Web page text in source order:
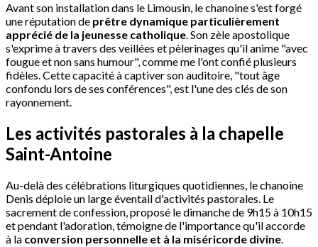
Avant son installation dans le Limousin, le chanoine s'est forgé
une réputation de prêtre dynamique particulièrement
apprécié de la jeunesse catholique. Son zèle apostolique
s'exprime à travers des veillées et pèlerinages qu'il anime "avec
fougue et non sans humour", comme me l'ont confié plusieurs
fidèles. Cette capacité à captiver son auditoire, "tout âge
confondu lors de ses conférences", est l'une des clés de son
rayonnement.
Les activités pastorales à la chapelle
Saint-Antoine
Au-delà des célébrations liturgiques quotidiennes, le chanoine
Denis déploie un large éventail d'activités pastorales. Le
sacrement de confession, proposé le dimanche de 9h15 à 10h15
et pendant l'adoration, témoigne de l'importance qu'il accorde
à la conversion personnelle et à la miséricorde divine.